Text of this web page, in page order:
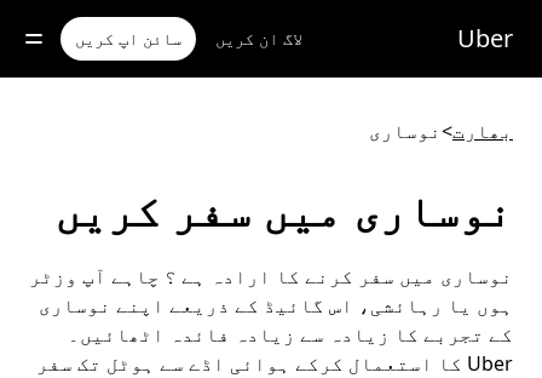
مواد
جائیں
Uber لاگ ان کریں سائن اپ کریں
بھارت>نوساری
نوساری میں سفر کریں
نوساری میں سفر کرنے کا ارادہ ہے ؟ چاہے آپ وزٹر
ہوں یا رہائشی، اس گائیڈ کے ذریعے اپنے نوساری
کے تجربے کا زیادہ سے زیادہ فائدہ اٹھائیں۔
Uber کا استعمال کرکے ہوائی اڈے سے ہوٹل تک سفر